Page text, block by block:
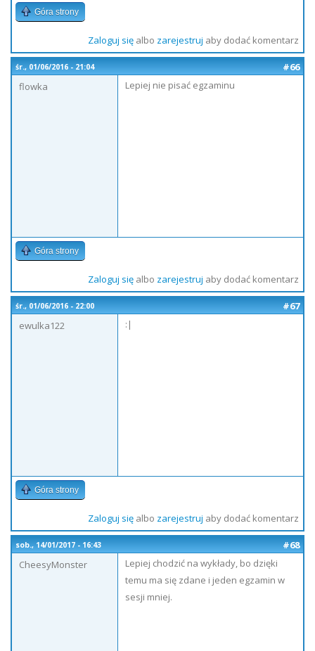
Góra strony
Zaloguj sięalbo zarejestruj aby dodać komentarz
śr., 01/06/2016 - 21:04
#66
flowka
Lepiej nie pisać egzaminu
Góra strony
Zaloguj sięalbo zarejestruj aby dodać komentarz
śr., 01/06/2016 - 22:00
#67
ewulka122
:|
Góra strony
Zaloguj sięalbo zarejestruj aby dodać komentarz
sob., 14/01/2017 - 16:43
#68
CheesyMonster
Lepiej chodzić na wykłady, bo dzięki
temu ma się zdane i jeden egzamin w
sesji mniej.